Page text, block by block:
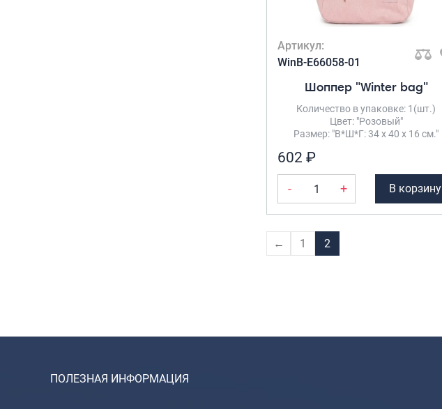
Артикул:
WinB-Е66058-01
Шоппер "Winter bag"
Количество в упаковке: 1(шт.)
Цвет: "Розовый"
Размер: "В*Ш*Г: 34 х 40 х 16 см."
602 ₽
- + В корзину
← 1 2
ПОЛЕЗНАЯ ИНФОРМАЦИЯ